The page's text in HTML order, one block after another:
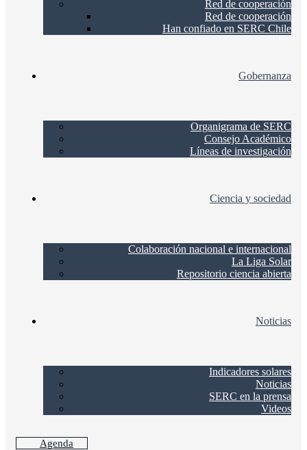
Red de cooperación
Red de cooperación
Han confiado en SERC Chile
Gobernanza
Organigrama de SERC
Consejo Académico
Líneas de investigación
Ciencia y sociedad
Colaboración nacional e internacional
La Liga Solar
Repositorio ciencia abierta
Noticias
Indicadores solares
Noticias
SERC en la prensa
Videos
Agenda